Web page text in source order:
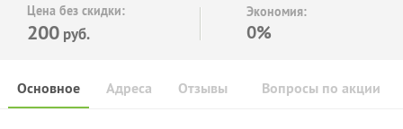
Цена без скидки:
200 руб.
Экономия:
0%
Основное Отзывы Вопросы по акции
Адреса